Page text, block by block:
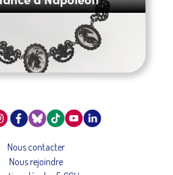
Nous contacter
Nous rejoindre